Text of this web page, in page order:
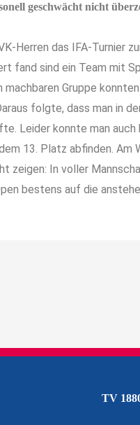
geschwächt nicht
Herren das IFA-Turnier
fand sind ein Team mit
machbaren Gruppe
folgte, dass man in
Leider konnte man
13. Platz abfinden. Am
zeigen: In voller
bestens auf die
TV